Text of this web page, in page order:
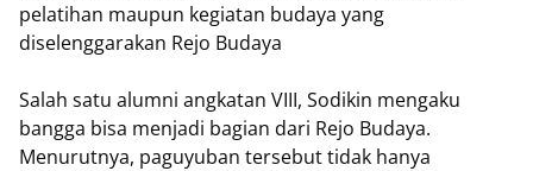
pelatihan maupun kegiatan budaya yang
diselenggarakan Rejo Budaya
‎Salah satu alumni angkatan VIII, Sodikin mengaku
bangga bisa menjadi bagian dari Rejo Budaya.
Menurutnya, paguyuban tersebut tidak hanya